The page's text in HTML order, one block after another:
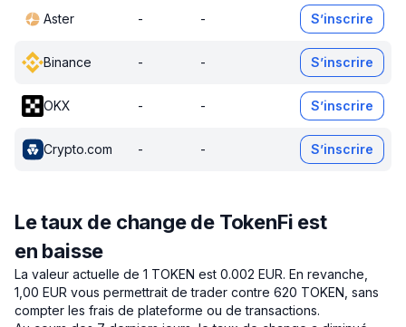
Aster - - S’inscrire
Binance - - S’inscrire
OKX - - S’inscrire
Crypto.com - - S’inscrire
Le taux de change de TokenFi est
en baisse
La valeur actuelle de 1 TOKEN est 0.002 EUR. En revanche,
1,00 EUR vous permettrait de trader contre 620 TOKEN, sans
compter les frais de plateforme ou de transactions.